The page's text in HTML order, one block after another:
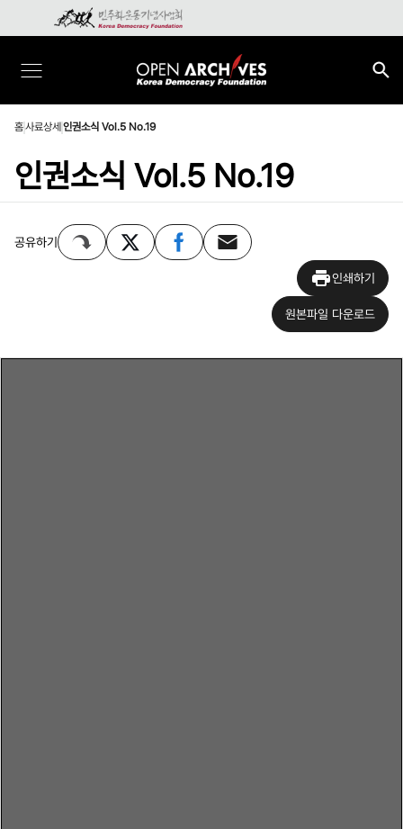
홈사료상세 인권소식 Vol.5 No.19
인권소식 Vol.5 No.19
공유하기
인쇄하기
원본파일 다운로드